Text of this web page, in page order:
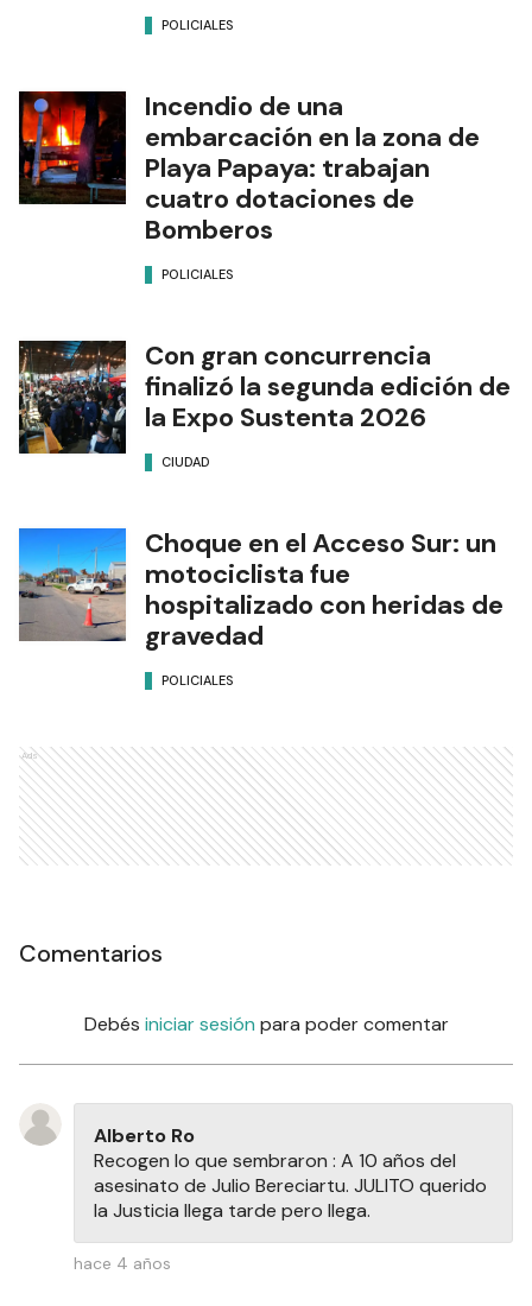
POLICIALES
Incendio de una
embarcación en la zona de
Playa Papaya: trabajan
cuatro dotaciones de
Bomberos
POLICIALES
Con gran concurrencia
finalizó la segunda edición de
la Expo Sustenta 2026
CIUDAD
Choque en el Acceso Sur: un
motociclista fue
hospitalizado con heridas de
gravedad
POLICIALES
Ads
Comentarios
Debés iniciar sesión para poder comentar
Alberto Ro
Recogen lo que sembraron : A 10 años del
asesinato de Julio Bereciartu. JULITO querido
la Justicia llega tarde pero llega.
hace 4 años